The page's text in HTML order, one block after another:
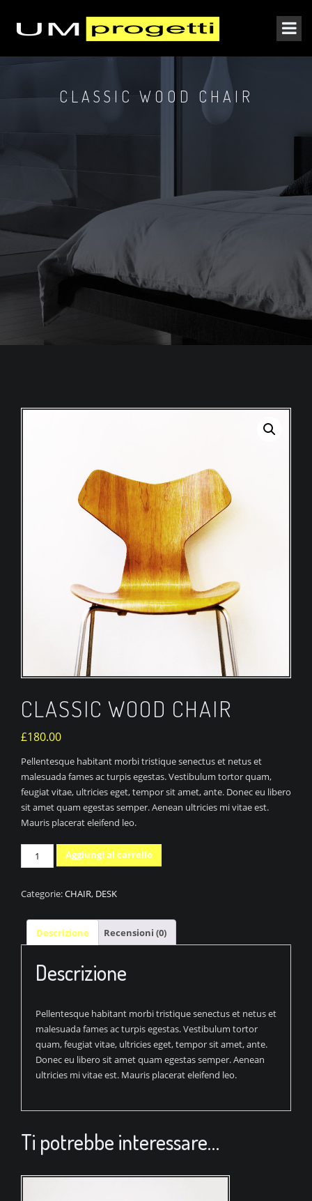
CLASSIC WOOD CHAIR
CLASSIC WOOD CHAIR
£180.00
Pellentesque habitant morbi tristique senectus et netus et
malesuada fames ac turpis egestas. Vestibulum tortor quam,
feugiat vitae, ultricies eget, tempor sit amet, ante. Donec eu libero
sit amet quam egestas semper. Aenean ultricies mi vitae est.
Mauris placerat eleifend leo.
Classic
Wood
quantità
Aggiungi al carrello
Categorie:CHAIR, DESK
Descrizione Recensioni (0)
Descrizione
Pellentesque habitant morbi tristique senectus et netus et
malesuada fames ac turpis egestas. Vestibulum tortor
quam, feugiat vitae, ultricies eget, tempor sit amet, ante.
Donec eu libero sit amet quam egestas semper. Aenean
ultricies mi vitae est. Mauris placerat eleifend leo.
Ti potrebbe interessare…